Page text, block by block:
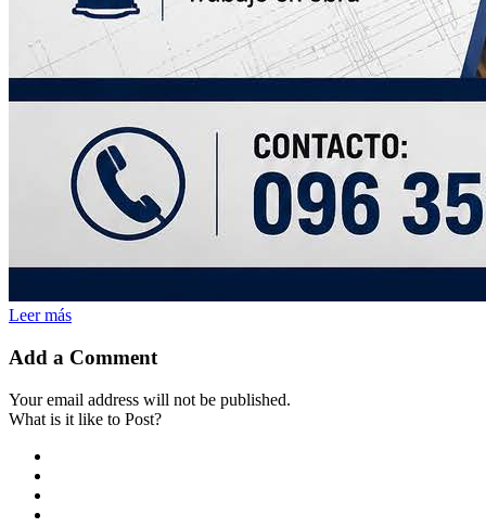
Leer más
Add a Comment
Your email address will not be published.
What is it like to Post?